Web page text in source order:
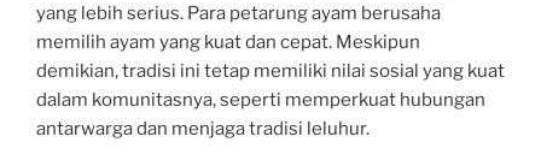
yang lebih serius. Para petarung ayam berusaha
memilih ayam yang kuat dan cepat. Meskipun
demikian, tradisi ini tetap memiliki nilai sosial yang kuat
dalam komunitasnya, seperti memperkuat hubungan
antarwarga dan menjaga tradisi leluhur.